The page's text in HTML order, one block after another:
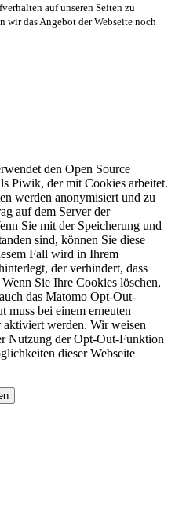
auf unseren Seiten zu
wir das Angebot der Webseite noch
den Open Source
Piwik, der mit Cookies arbeitet.
werden anonymisiert und zu
auf dem Server der
Sie mit der Speicherung und
sind, können Sie diese
Fall wird in Ihrem
der verhindert, dass
Sie Ihre Cookies löschen,
das Matomo Opt-Out-
bei einem erneuten
aktiviert werden. Wir weisen
Nutzung der Opt-Out-Funktion
dieser Webseite